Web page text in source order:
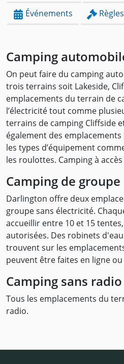
Événements
Camping
On peut faire du camping
trois terrains soit Lakeside,
emplacements du terrain de
l’électricité tout comme
terrains de camping Cliffside
également des
les types d’équipement
les roulottes. Camping à
Camping de groupe
Darlington offre deux
groupe sans électricité.
accueillir entre 10 et 15
autorisées. Des robinets
trouvent sur les
peuvent être faites en ligne
Camping sans radio
Tous les emplacements du
radio.